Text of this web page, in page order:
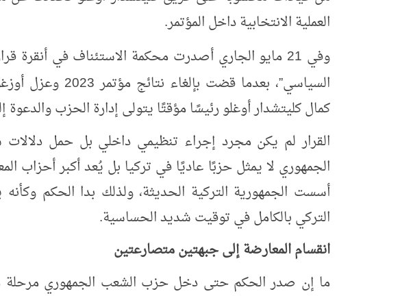
العملية الانتخابية داخل المؤتمر.
وفي 21 مايو الجاري أصدرت محكمة الاستئناف في أنقرة
السياسي”، بعدما قضت بإلغاء نتائج مؤتمر 2023 وعزل
كمال كليتشدار أوغلو رئيسًا مؤقتًا يتولى إدارة الحزب
القرار لم يكن مجرد إجراء تنظيمي داخلي بل حمل
الجمهوري لا يمثل حزبًا عاديًا في تركيا بل يُعد أكبر أحزاب
أسست الجمهورية التركية الحديثة، ولذلك بدا الحكم
التركي بالكامل في توقيت شديد الحساسية.
انقسام المعارضة إلى جبهتين متصارعتين
ما إن صدر الحكم حتى دخل حزب الشعب الجمهوري مرحلة